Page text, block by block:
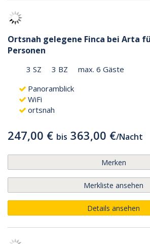
Ortsnah gelegene Finca bei Arta
Personen
3 SZ 3 BZ max. 6 Gäste
Panoramblick
WiFi
ortsnah
247,00 € bis 363,00 €/Nacht
Merken
Merkliste ansehen
Details ansehen